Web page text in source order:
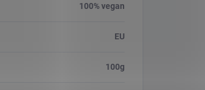
100% vegan
EU
100g